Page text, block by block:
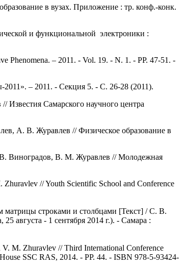
в вузах. Приложение : тр. конф.-конк.
и функциональной электроники :
Phenomena. – 2011. - Vol. 19. - N. 1. - PP. 47-51. -
– 2011. - Секция 5. - С. 26-28 (2011).
Самарского научного центра
А. В. Журавлев // Физическое образование в
Виноградов, В. М. Журавлев // Молодежная
// Youth Scientific School and Conference
строками и столбцами [Текст] / С. В.
августа - 1 сентября 2014 г.). - Самара :
M. Zhuravlev // Third International Conference
SSC RAS, 2014. - PP. 44. - ISBN 978-5-93424-